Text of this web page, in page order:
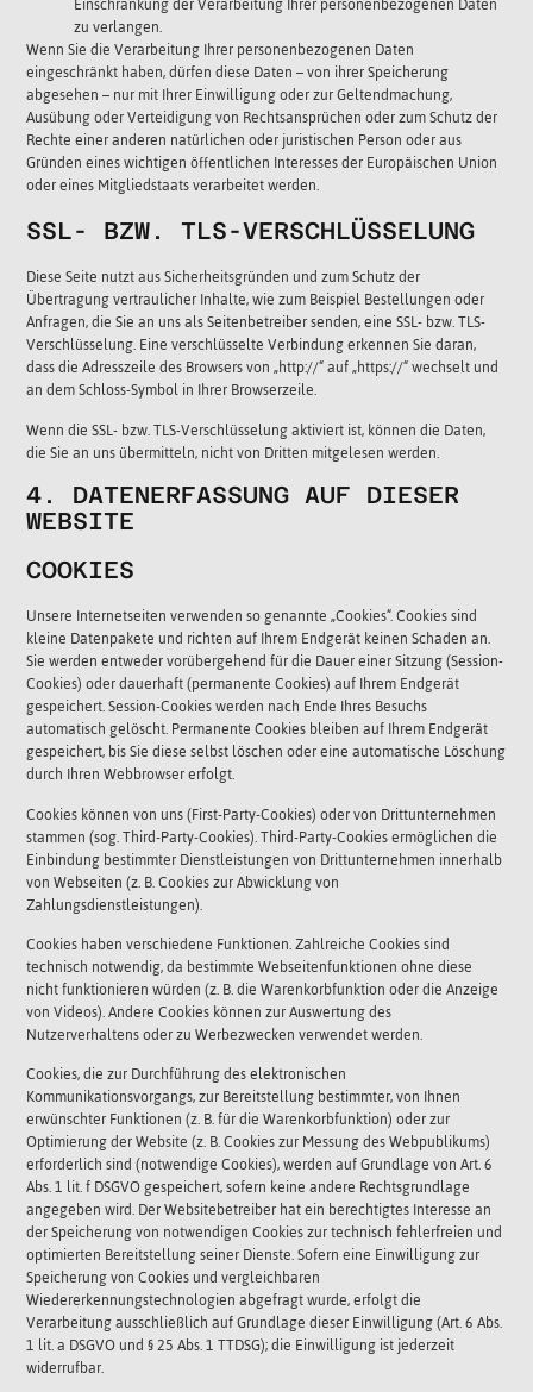
zu verlangen.
Wenn Sie die Verarbeitung Ihrer personenbezogenen Daten
eingeschränkt haben, dürfen diese Daten – von ihrer Speicherung
abgesehen – nur mit Ihrer Einwilligung oder zur Geltendmachung,
Ausübung oder Verteidigung von Rechtsansprüchen oder zum Schutz der
Rechte einer anderen natürlichen oder juristischen Person oder aus
Gründen eines wichtigen öffentlichen Interesses der Europäischen Union
oder eines Mitgliedstaats verarbeitet werden.
SSL- BZW. TLS-VERSCHLÜSSELUNG
Diese Seite nutzt aus Sicherheitsgründen und zum Schutz der
Übertragung vertraulicher Inhalte, wie zum Beispiel Bestellungen oder
Anfragen, die Sie an uns als Seitenbetreiber senden, eine SSL- bzw. TLS-
Verschlüsselung. Eine verschlüsselte Verbindung erkennen Sie daran,
dass die Adresszeile des Browsers von „http://“ auf „https://“ wechselt und
an dem Schloss-Symbol in Ihrer Browserzeile.
Wenn die SSL- bzw. TLS-Verschlüsselung aktiviert ist, können die Daten,
die Sie an uns übermitteln, nicht von Dritten mitgelesen werden.
4. DATENERFASSUNG AUF DIESER
WEBSITE
COOKIES
Unsere Internetseiten verwenden so genannte „Cookies“. Cookies sind
kleine Datenpakete und richten auf Ihrem Endgerät keinen Schaden an.
Sie werden entweder vorübergehend für die Dauer einer Sitzung (Session-
Cookies) oder dauerhaft (permanente Cookies) auf Ihrem Endgerät
gespeichert. Session-Cookies werden nach Ende Ihres Besuchs
automatisch gelöscht. Permanente Cookies bleiben auf Ihrem Endgerät
gespeichert, bis Sie diese selbst löschen oder eine automatische Löschung
durch Ihren Webbrowser erfolgt.
Cookies können von uns (First-Party-Cookies) oder von Drittunternehmen
stammen (sog. Third-Party-Cookies). Third-Party-Cookies ermöglichen die
Einbindung bestimmter Dienstleistungen von Drittunternehmen innerhalb
von Webseiten (z. B. Cookies zur Abwicklung von
Zahlungsdienstleistungen).
Cookies haben verschiedene Funktionen. Zahlreiche Cookies sind
technisch notwendig, da bestimmte Webseitenfunktionen ohne diese
nicht funktionieren würden (z. B. die Warenkorbfunktion oder die Anzeige
von Videos). Andere Cookies können zur Auswertung des
Nutzerverhaltens oder zu Werbezwecken verwendet werden.
Cookies, die zur Durchführung des elektronischen
Kommunikationsvorgangs, zur Bereitstellung bestimmter, von Ihnen
erwünschter Funktionen (z. B. für die Warenkorbfunktion) oder zur
Optimierung der Website (z. B. Cookies zur Messung des Webpublikums)
erforderlich sind (notwendige Cookies), werden auf Grundlage von Art. 6
Abs. 1 lit. f DSGVO gespeichert, sofern keine andere Rechtsgrundlage
angegeben wird. Der Websitebetreiber hat ein berechtigtes Interesse an
der Speicherung von notwendigen Cookies zur technisch fehlerfreien und
optimierten Bereitstellung seiner Dienste. Sofern eine Einwilligung zur
Speicherung von Cookies und vergleichbaren
Wiedererkennungstechnologien abgefragt wurde, erfolgt die
Verarbeitung ausschließlich auf Grundlage dieser Einwilligung (Art. 6 Abs.
1 lit. a DSGVO und § 25 Abs. 1 TTDSG); die Einwilligung ist jederzeit
widerrufbar.